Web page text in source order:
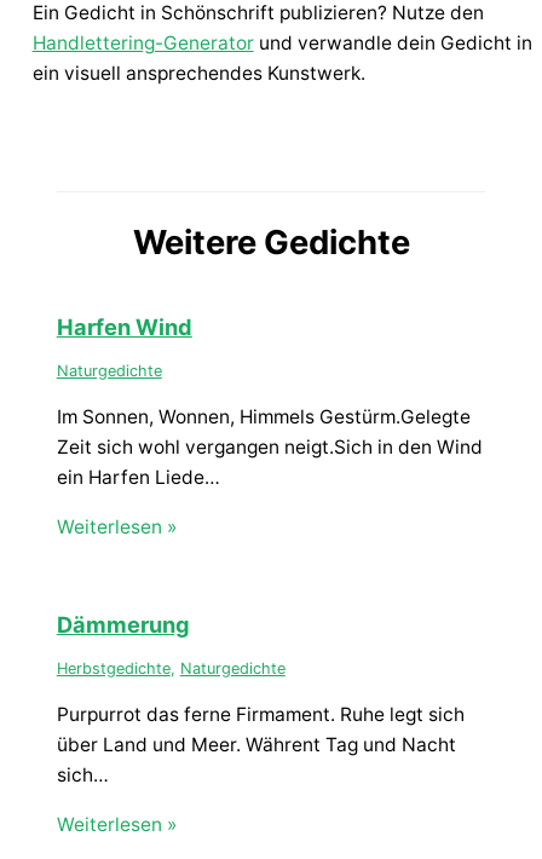
Ein Gedicht in Schönschrift publizieren? Nutze den
Handlettering-Generatorund verwandle dein Gedicht in
ein visuell ansprechendes Kunstwerk.
Weitere Gedichte
Harfen Wind
Naturgedichte
Im Sonnen, Wonnen, Himmels Gestürm.Gelegte
Zeit sich wohl vergangen neigt.Sich in den Wind
ein Harfen Liede…
Weiterlesen »
Dämmerung
Herbstgedichte, Naturgedichte
Purpurrot das ferne Firmament. Ruhe legt sich
über Land und Meer. Währent Tag und Nacht
sich…
Weiterlesen »